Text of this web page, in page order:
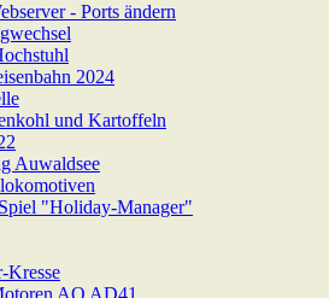
- Ports ändern
2024
und Kartoffeln
Auwaldsee
"Holiday-Manager"
Kresse
AQ AD41